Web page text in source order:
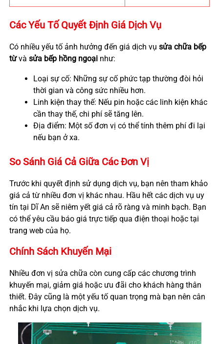
Các Yếu Tố Quyết Định Giá Dịch Vụ
Có nhiều yếu tố ảnh hưởng đến giá dịch vụ sửa chữa bếp
từvà sửa bếp hồng ngoạinhư:
Loại sự cố: Những sự cố phức tạp thường đòi hỏi
thời gian và công sức nhiều hơn.
Linh kiện thay thế: Nếu pin hoặc các linh kiện khác
cần thay thế, chi phí sẽ tăng lên.
Địa điểm: Một số đơn vị có thể tính thêm phí đi lại
nếu bạn ở xa.
So Sánh Giá Cả Giữa Các Đơn Vị
Trước khi quyết định sử dụng dịch vụ, bạn nên tham khảo
giá cả từ nhiều đơn vị khác nhau. Hầu hết các dịch vụ uy
tín tại Dĩ An sẽ niêm yết giá cả rõ ràng và minh bạch. Bạn
có thể yêu cầu báo giá trực tiếp qua điện thoại hoặc tại
trang web của họ.
Chính Sách Khuyến Mại
Nhiều đơn vị sửa chữa còn cung cấp các chương trình
khuyến mại, giảm giá hoặc ưu đãi cho khách hàng thân
thiết. Đây cũng là một yếu tố quan trọng mà bạn nên cân
nhắc khi lựa chọn dịch vụ.